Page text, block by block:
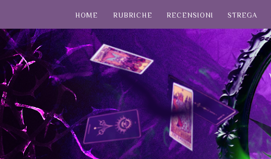
HOME RUBRICHE RECENSIONI STREGA